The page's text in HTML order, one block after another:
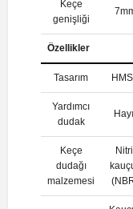
Keçe
genişliği
Özellikler
Tasarım
Yardımcı
dudak
Keçe
dudağı
malzemesi